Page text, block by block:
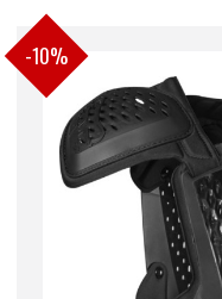
-10%